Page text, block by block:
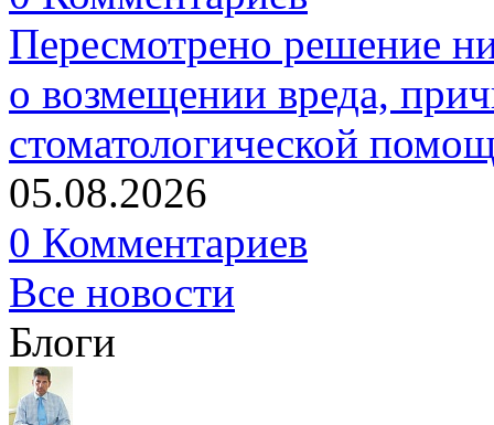
Пересмотрено решение
о возмещении вреда,
стоматологической
05.08.2026
0 Комментариев
Все новости
Блоги